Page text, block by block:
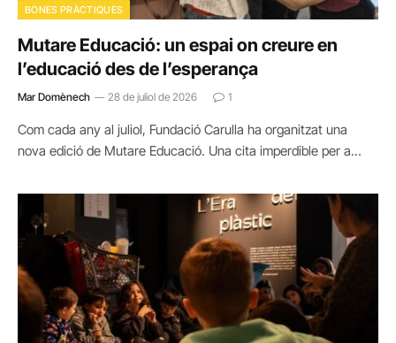
BONES PRÀCTIQUES
Mutare Educació: un espai on creure en
l’educació des de l’esperança
Mar Domènech 28 de juliol de 2026 1
Com cada any al juliol, Fundació Carulla ha organitzat una
nova edició de Mutare Educació. Una cita imperdible per a…